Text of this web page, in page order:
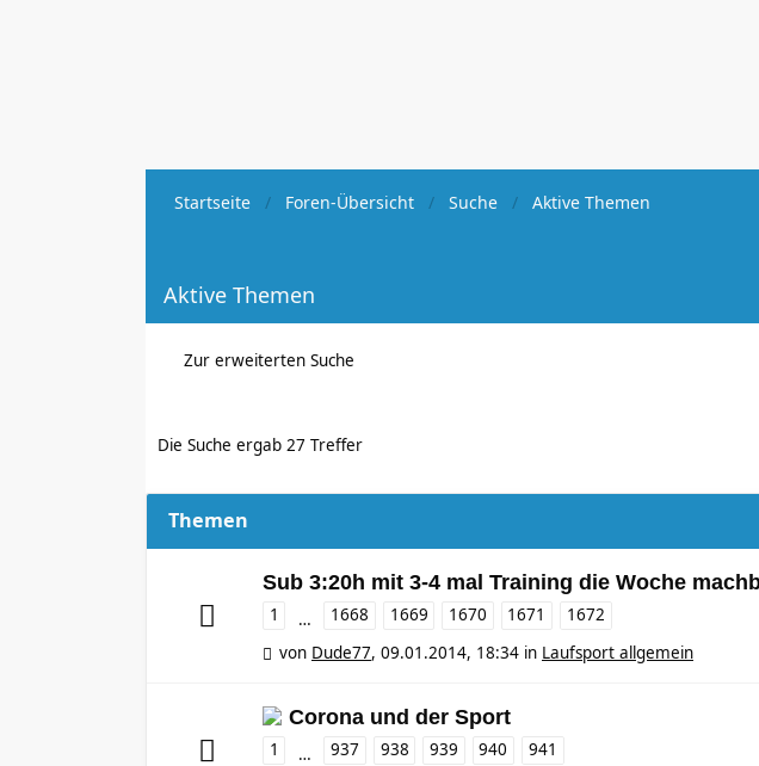
Startseite Foren-Übersicht Suche Aktive Themen
Aktive Themen
Zur erweiterten Suche
Die Suche ergab 27 Treffer
Themen
Sub 3:20h mit 3-4 mal Training die Woche
1 … 1668 1669 1670 1671
1672
von Dude77, 09.01.2014, 18:34 in Laufsport allgemein
Corona und der Sport
1 … 937 938 939 940
941